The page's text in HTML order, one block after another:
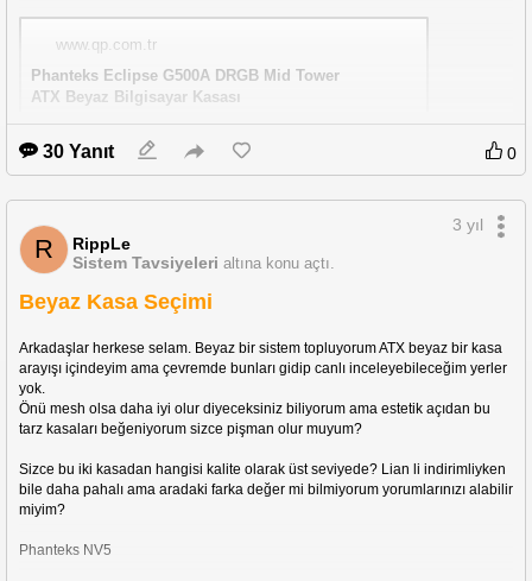
www.qp.com.tr
Phanteks Eclipse G500A DRGB Mid Tower
ATX Beyaz Bilgisayar Kasası
https://www.qp.com.tr/phanteks-eclipse-g500a-drgb-mid-t
ower-atx-beyaz-bilgisayar-kasasi
30 Yanıt 0
R
RippLe
Sistem Tavsiyeleri altına konu açtı.
3 yıl
Beyaz Kasa Seçimi
Arkadaşlar herkese selam. Beyaz bir sistem topluyorum ATX beyaz bir kasa
arayışı içindeyim ama çevremde bunları gidip canlı inceleyebileceğim yerler
yok.
Önü mesh olsa daha iyi olur diyeceksiniz biliyorum ama estetik açıdan bu
tarz kasaları beğeniyorum sizce pişman olur muyum?
Sizce bu iki kasadan hangisi kalite olarak üst seviyede? Lian li indirimliyken
bile daha pahalı ama aradaki farka değer mi bilmiyorum yorumlarınızı alabilir
miyim?
Phanteks NV5